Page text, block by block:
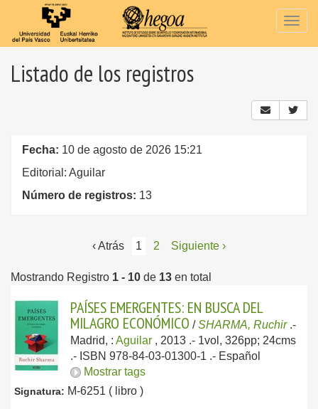
Listado de los registros
Fecha: 10 de agosto de 2026 15:21
Editorial: Aguilar
Número de registros: 13
‹ Atrás 1 2 Siguiente ›
Mostrando Registro 1 - 10 de 13 en total
PAÍSES EMERGENTES: EN BUSCA DEL
MILAGRO ECONÓMICO /SHARMA, Ruchir .-
Madrid, : Aguilar , 2013 .- 1vol, 326pp; 24cms
.- ISBN 978-84-03-01300-1 .- Español
Mostrar tags
Signatura: M-6251 ( libro )